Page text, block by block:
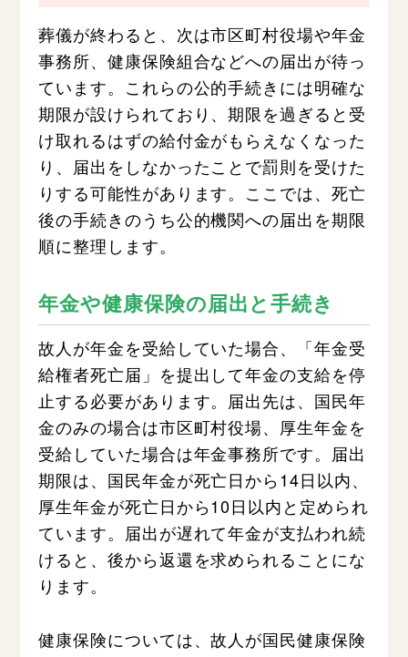
葬儀が終わると、次は市区町村役場や年金
事務所、健康保険組合などへの届出が待っ
ています。これらの公的手続きには明確な
期限が設けられており、期限を過ぎると受
け取れるはずの給付金がもらえなくなった
り、届出をしなかったことで罰則を受けた
りする可能性があります。ここでは、死亡
後の手続きのうち公的機関への届出を期限
順に整理します。
年金や健康保険の届出と手続き
故人が年金を受給していた場合、「年金受
給権者死亡届」を提出して年金の支給を停
止する必要があります。届出先は、国民年
金のみの場合は市区町村役場、厚生年金を
受給していた場合は年金事務所です。届出
期限は、国民年金が死亡日から14日以内、
厚生年金が死亡日から10日以内と定められ
ています。届出が遅れて年金が支払われ続
けると、後から返還を求められることにな
ります。
健康保険については、故人が国民健康保険